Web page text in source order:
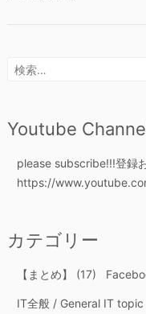
ゲ
ー
シ
ョ
ン
検
Youtube
please subscribe!!!登録
https://
カテゴリー
【まとめ】 (17)
IT全般 / General IT topic